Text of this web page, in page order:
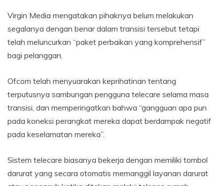
Virgin Media mengatakan pihaknya belum melakukan
segalanya dengan benar dalam transisi tersebut tetapi
telah meluncurkan “paket perbaikan yang komprehensif”
bagi pelanggan.
Ofcom telah menyuarakan keprihatinan tentang
terputusnya sambungan pengguna telecare selama masa
transisi, dan memperingatkan bahwa “gangguan apa pun
pada koneksi perangkat mereka dapat berdampak negatif
pada keselamatan mereka”.
Sistem telecare biasanya bekerja dengan memiliki tombol
darurat yang secara otomatis memanggil layanan darurat